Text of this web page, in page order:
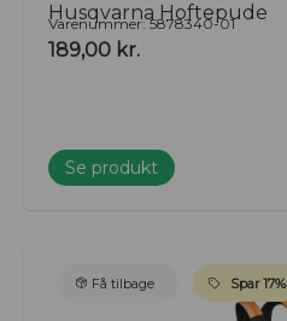
Husqvarna Hoftepude
Varenummer: 5878340-01
189,00 kr.
Se produkt
Få tilbage Spar 17%